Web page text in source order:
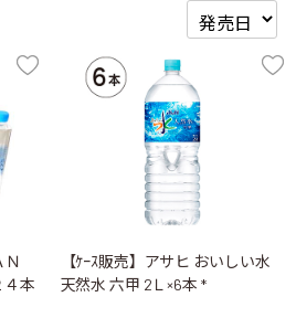
Ｎ
本
【ｹｰｽ販売】アサヒ おいしい水
天然水 六甲 2Ｌ×6本 *